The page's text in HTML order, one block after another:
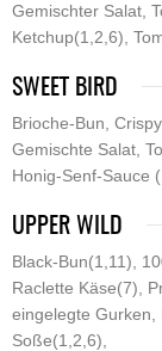
Gemischter Salat,
Ketchup(1,2,6),
SWEET BIRD
Brioche-Bun,
Gemischte Salat,
Honig-Senf-Sauce
UPPER WILD
Black-Bun(1,11),
Raclette Käse(7),
eingelegte Gurken,
Soße(1,2,6),